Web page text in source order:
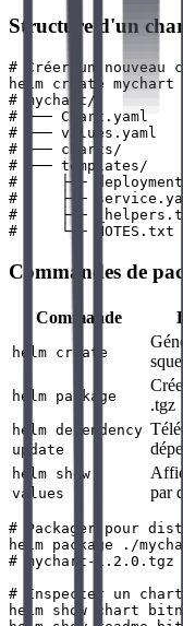
Structure d'un
# Créer un nouveau
helm create mychart
# mychart/
# ├── Chart.yaml
# ├── values.yaml
# ├── charts/
# └── templates/
#     ├──
#     ├──
#     ├──
Commandes de
Commande
helm create
helm package
.tgz
helm dependency
update
helm show
values
par
# Packager pour
helm package ./
# mychart-1.2.0.tgz
# Inspecter un
helm show chart